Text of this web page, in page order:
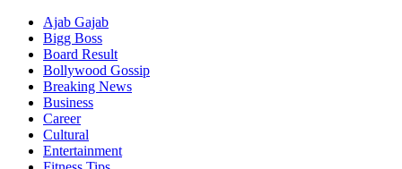
Ajab Gajab
Bigg Boss
Board Result
Bollywood Gossip
Breaking News
Business
Career
Cultural
Entertainment